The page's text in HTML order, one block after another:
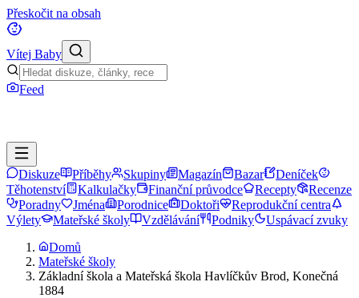
Přeskočit na obsah
Vítej Baby
Feed
Diskuze Příběhy Skupiny Magazín Bazar
Deníček
Těhotenství
Kalkulačky Finanční průvodce Recepty
Recenze
Poradny
Jména Porodnice Doktoři
Reprodukční centra
Výlety
Mateřské školy Vzdělávání Podniky
Uspávací zvuky
Domů
Mateřské školy
Základní škola a Mateřská škola Havlíčkův Brod, Konečná
1884